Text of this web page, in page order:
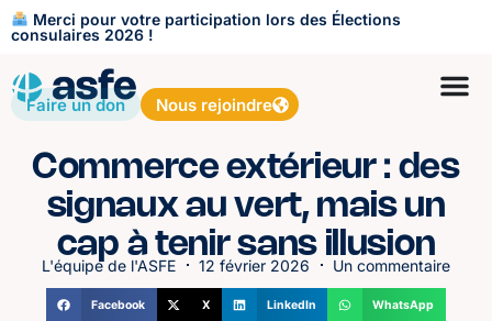
Merci pour votre participation lors des Élections
consulaires 2026 !
Faire un don Nous rejoindre
Commerce extérieur : des
signaux au vert, mais un
cap à tenir sans illusion
L'équipe de l'ASFE 12 février 2026 Un commentaire
Facebook X LinkedIn WhatsApp